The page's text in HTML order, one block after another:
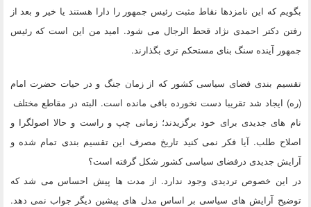
بگویم که این نامزدها نقاط مثبت رئیس جمهور را دارا هستند یا خیر و بعد از
رفتن دکتر احمدی نژاد قحط الرجال می شود. امید من این است که رئیس
جمهور آینده سنگ بنای مستحکم تری بگذارند.
تقسیم بندی فضای سیاسی کشور که از زمان جنگ و در حیات حضرت امام
(ره) ایجاد شد تقریبا دست نخورده باقی مانده است. البته در مقاطع مختلف
نام های جدیدی برای خود برگزیدند؛ زمانی چپ و راست و حالا اصولگرا و
اصلاح طلب. آیا فکر نمی کنید تاریخ مصرف این تقسیم بندی تمام شده و
آرایش جدیدی درفضای سیاسی کشور شکل گرفته است؟
در این خصوص تردیدی وجود ندارد. از مدت ها پیش احساس می شد که
توضیح آرایش های سیاسی بر اساس مدل های پیشین دیگر جواب نمی دهد.